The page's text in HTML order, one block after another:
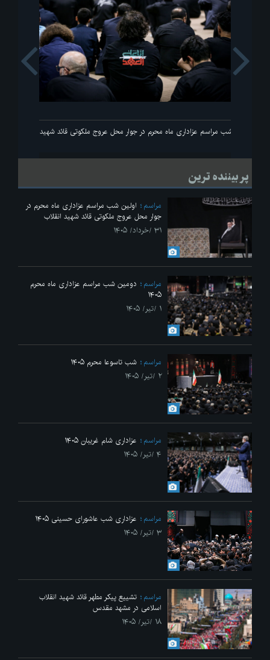
اولین شب مراسم عزاداری ماه محرم در جوار محل عروج ملکوتی قائد شهید انقلاب
Next
پر بیننده ترین
مراسم
اولین شب مراسم عزاداری ماه محرم در
جوار محل عروج ملکوتی قائد شهید انقلاب
۳۱ /خرداد/ ۱۴۰۵
مراسم
دومین شب مراسم عزاداری ماه محرم
۱۴۰۵
۱ /تیر/ ۱۴۰۵
مراسم
شب تاسوعا محرم ۱۴۰۵
۲ /تیر/ ۱۴۰۵
مراسم
عزاداری شام غریبان ۱۴۰۵
۴ /تیر/ ۱۴۰۵
مراسم
عزاداری شب عاشورای حسینی ۱۴۰۵
۳ /تیر/ ۱۴۰۵
مراسم
تشییع پیکر مطهر قائد شهید انقلاب
اسلامی در مشهد مقدس
۱۸ /تیر/ ۱۴۰۵